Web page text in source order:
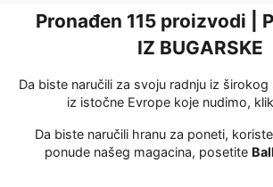
Pronađen 115proizvodi |
IZ BUGARSKE
Da biste naručili za svoju radnju iz
iz istočne Evrope koje nudimo,
Da biste naručili hranu za poneti,
ponude našeg magacina, posetite